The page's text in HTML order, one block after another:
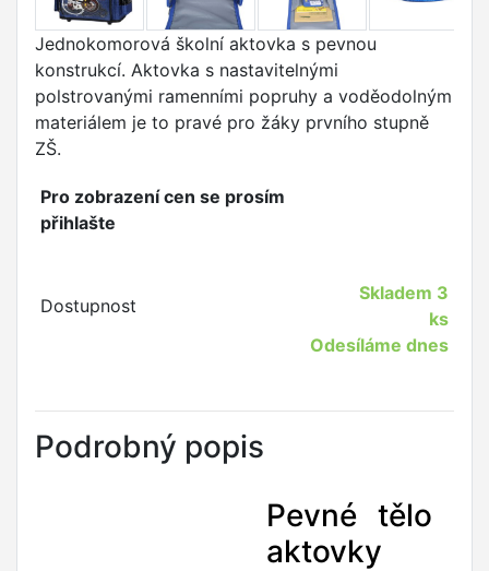
Jednokomorová školní aktovka s pevnou
konstrukcí. Aktovka s nastavitelnými
polstrovanými ramenními popruhy a voděodolným
materiálem je to pravé pro žáky prvního stupně
ZŠ.
Pro zobrazení cen se prosím
přihlašte
Dostupnost
Skladem 3
ks
Odesíláme dnes
Podrobný popis
Pevné tělo
aktovky